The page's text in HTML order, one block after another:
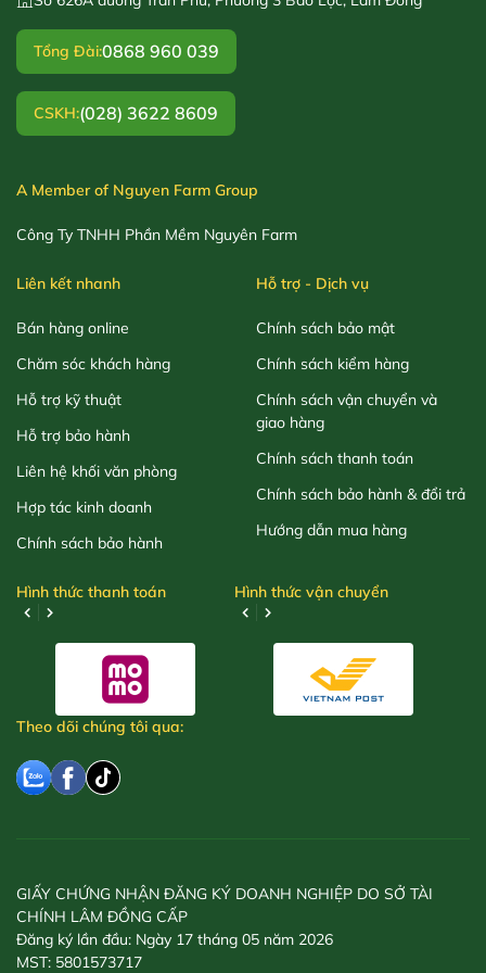
Tổng Đài:0868 960 039
CSKH:(028) 3622 8609
A Member of Nguyen Farm Group
Công Ty TNHH Phần Mềm Nguyên Farm
Liên kết nhanh
Bán hàng online
Chăm sóc khách hàng
Hỗ trợ kỹ thuật
Hỗ trợ bảo hành
Liên hệ khối văn phòng
Hợp tác kinh doanh
Chính sách bảo hành
Hỗ trợ - Dịch vụ
Chính sách bảo mật
Chính sách kiểm hàng
Chính sách vận chuyển và
giao hàng
Chính sách thanh toán
Chính sách bảo hành & đổi trả
Hướng dẫn mua hàng
Hình thức thanh toán Hình thức vận chuyển
Theo dõi chúng tôi qua:
GIẤY CHỨNG NHẬN ĐĂNG KÝ DOANH NGHIỆP DO SỞ TÀI
CHÍNH LÂM ĐỒNG CẤP
Đăng ký lần đầu: Ngày 17 tháng 05 năm 2026
MST: 5801573717